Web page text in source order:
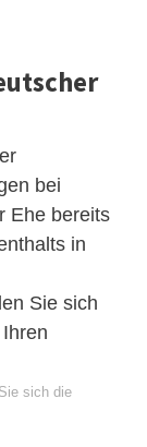
bei
Ehe bereits
in
Sie sich
sich die